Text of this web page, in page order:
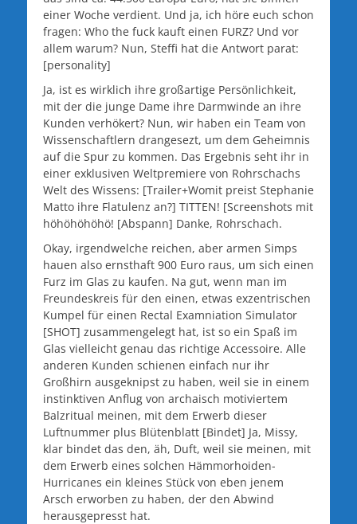
einer Woche verdient. Und ja, ich höre euch schon
fragen: Who the fuck kauft einen FURZ? Und vor
allem warum? Nun, Steffi hat die Antwort parat:
[personality]
Ja, ist es wirklich ihre großartige Persönlichkeit,
mit der die junge Dame ihre Darmwinde an ihre
Kunden verhökert? Nun, wir haben ein Team von
Wissenschaftlern drangesezt, um dem Geheimnis
auf die Spur zu kommen. Das Ergebnis seht ihr in
einer exklusiven Weltpremiere von Rohrschachs
Welt des Wissens: [Trailer+Womit preist Stephanie
Matto ihre Flatulenz an?] TITTEN! [Screenshots mit
höhöhöhöhö! [Abspann] Danke, Rohrschach.
Okay, irgendwelche reichen, aber armen Simps
hauen also ernsthaft 900 Euro raus, um sich einen
Furz im Glas zu kaufen. Na gut, wenn man im
Freundeskreis für den einen, etwas exzentrischen
Kumpel für einen Rectal Examniation Simulator
[SHOT] zusammengelegt hat, ist so ein Spaß im
Glas vielleicht genau das richtige Accessoire. Alle
anderen Kunden schienen einfach nur ihr
Großhirn ausgeknipst zu haben, weil sie in einem
instinktiven Anflug von archaisch motiviertem
Balzritual meinen, mit dem Erwerb dieser
Luftnummer plus Blütenblatt [Bindet] Ja, Missy,
klar bindet das den, äh, Duft, weil sie meinen, mit
dem Erwerb eines solchen Hämmorhoiden-
Hurricanes ein kleines Stück von eben jenem
Arsch erworben zu haben, der den Abwind
herausgepresst hat.